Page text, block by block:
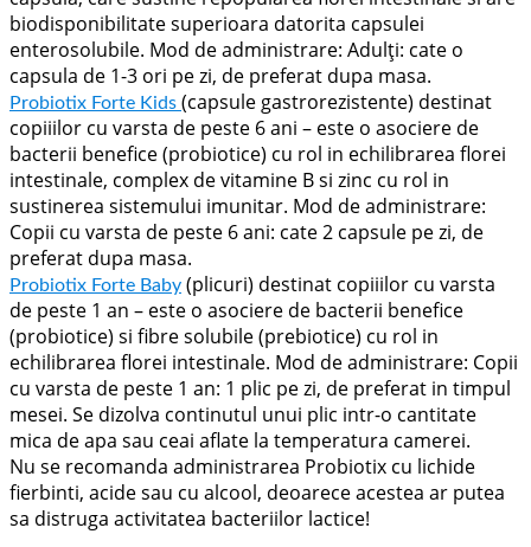
biodisponibilitate superioara datorita capsulei
enterosolubile. Mod de administrare: Adulți: cate o
capsula de 1-3 ori pe zi, de preferat dupa masa.
Probiotix Forte Kids (capsule gastrorezistente) destinat
copiiilor cu varsta de peste 6 ani – este o asociere de
bacterii benefice (probiotice) cu rol in echilibrarea florei
intestinale, complex de vitamine B si zinc cu rol in
sustinerea sistemului imunitar. Mod de administrare:
Copii cu varsta de peste 6 ani: cate 2 capsule pe zi, de
preferat dupa masa.
Probiotix Forte Baby (plicuri) destinat copiiilor cu varsta
de peste 1 an – este o asociere de bacterii benefice
(probiotice) si fibre solubile (prebiotice) cu rol in
echilibrarea florei intestinale. Mod de administrare: Copii
cu varsta de peste 1 an: 1 plic pe zi, de preferat in timpul
mesei. Se dizolva continutul unui plic intr-o cantitate
mica de apa sau ceai aflate la temperatura camerei.
Nu se recomanda administrarea Probiotix cu lichide
fierbinti, acide sau cu alcool, deoarece acestea ar putea
sa distruga activitatea bacteriilor lactice!